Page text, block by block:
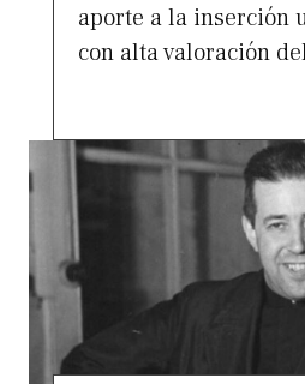
aporte a la inserción
con alta valoración